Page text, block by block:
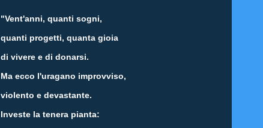
"Vent'anni, quanti sogni,
quanti progetti, quanta gioia
di vivere e di donarsi.
Ma ecco l'uragano improvviso,
violento e devastante.
Investe la tenera pianta: